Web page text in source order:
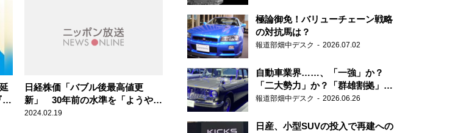
日経株価「バブル後最高値更
新」 30年前の水準を「ようやく
超える」だけのこと
2024.02.19
極論御免！バリューチェーン戦略
の対抗馬は？
報道部畑中デスク 2026.07.02
自動車業界……、「一強」か？
「二大勢力」か？「群雄割拠」
か？
報道部畑中デスク 2026.06.26
日産、小型SUVの投入で再建への